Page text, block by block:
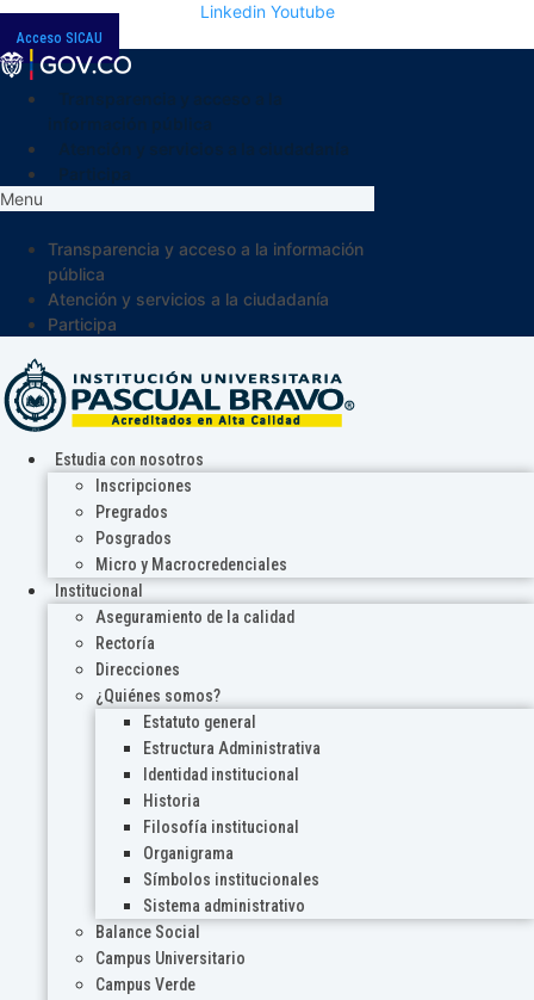
Linkedin Youtube
Acceso SICAU
Menu
Transparencia y acceso a la información
pública
Atención y servicios a la ciudadanía
Participa
Estudia con nosotros
Inscripciones
Pregrados
Posgrados
Micro y Macrocredenciales
Institucional
Aseguramiento de la calidad
Rectoría
Direcciones
¿Quiénes somos?
Estatuto general
Estructura Administrativa
Identidad institucional
Historia
Filosofía institucional
Organigrama
Símbolos institucionales
Sistema administrativo
Balance Social
Campus Universitario
Campus Verde